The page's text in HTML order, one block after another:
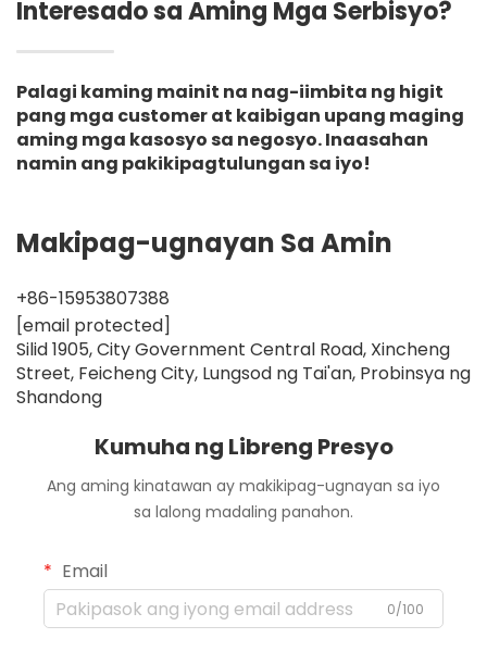
Interesado sa Aming Mga Serbisyo?
Palagi kaming mainit na nag-iimbita ng higit
pang mga customer at kaibigan upang maging
aming mga kasosyo sa negosyo. Inaasahan
namin ang pakikipagtulungan sa iyo!
Makipag-ugnayan Sa Amin
+86-15953807388
[email protected]
Silid 1905, City Government Central Road, Xincheng
Street, Feicheng City, Lungsod ng Tai'an, Probinsya ng
Shandong
Kumuha ng Libreng Presyo
Ang aming kinatawan ay makikipag-ugnayan sa iyo
sa lalong madaling panahon.
Email
0/100